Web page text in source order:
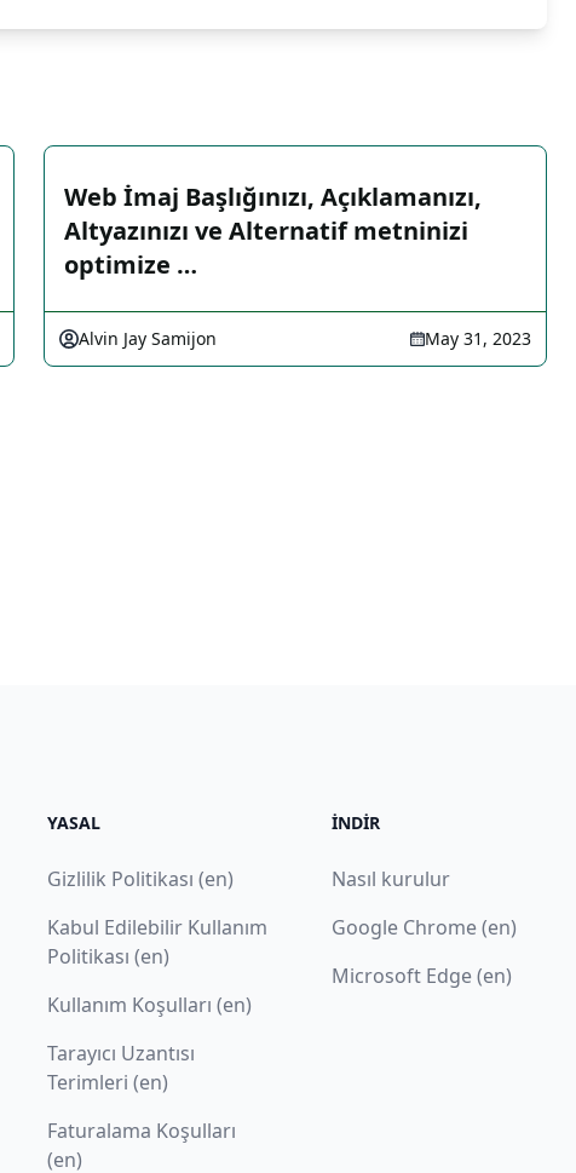
Web İmaj Başlığınızı, Açıklamanızı,
Altyazınızı ve Alternatif metninizi
optimize …
Alvin Jay Samijon May 31, 2023
YASAL
Gizlilik Politikası (en)
Kabul Edilebilir Kullanım
Politikası (en)
Kullanım Koşulları (en)
Tarayıcı Uzantısı
Terimleri (en)
Faturalama Koşulları
(en)
İNDIR
Nasıl kurulur
Google Chrome (en)
Microsoft Edge (en)